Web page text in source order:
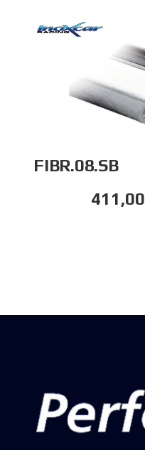
FIBR.08.SB
411,00